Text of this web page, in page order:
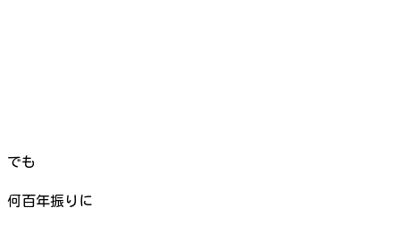
でも
何百年振りに